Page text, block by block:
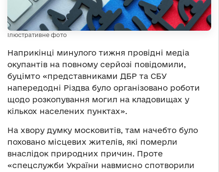
Ілюстративне фото
Наприкінці минулого тижня провідні медіа
окупантів на повному серйозі повідомили,
буцімто «представниками ДБР та СБУ
напередодні Різдва було організовано роботи
щодо розкопування могил на кладовищах у
кількох населених пунктах».
На хвору думку московитів, там начебто було
поховано місцевих жителів, які померли
внаслідок природних причин. Проте
«спецслужби України навмисно спотворили